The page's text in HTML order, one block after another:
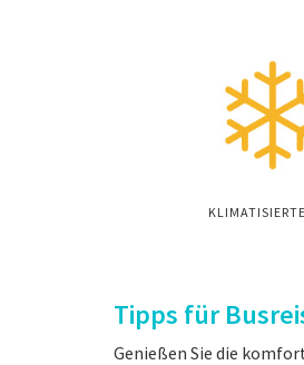
Tipps für
Genießen Sie die